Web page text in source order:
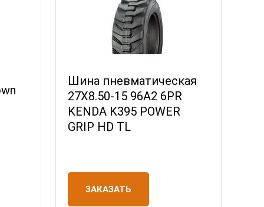
Шина пневматическая
27X8.50-15 96A2 6PR
KENDA K395 POWER
GRIP HD TL
ЗАКАЗАТЬ